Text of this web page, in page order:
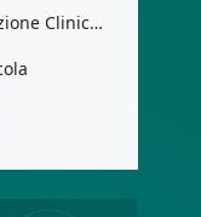
Calendario di Corsi di Osservazione Clinica su Paziente tenuti dal Dr. Mauro Marincola. Una occasione […]